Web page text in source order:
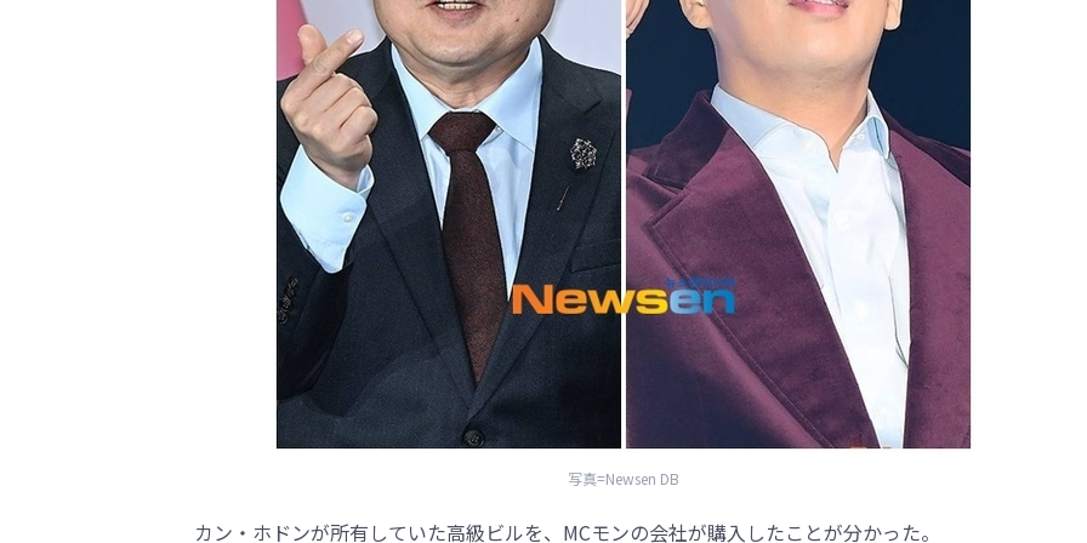
写真=Newsen DB
カン・ホドンが所有していた高級ビルを、MCモンの会社が購入したことが分かった。